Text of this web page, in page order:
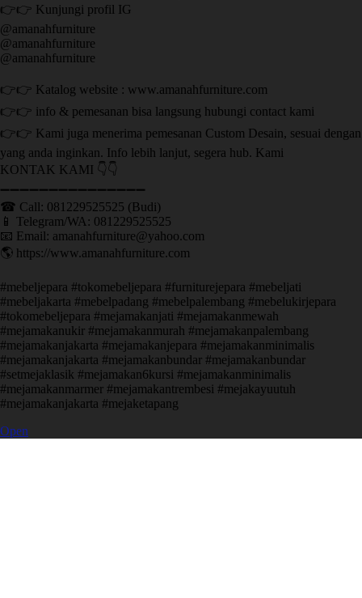
👉👉 Kunjungi profil IG
@amanahfurniture
@amanahfurniture
@amanahfurniture
👉👉 Katalog website : www.amanahfurniture.com
👉👉 info & pemesanan bisa langsung hubungi contact kami
👉👉 Kami juga menerima pemesanan Custom Desain, sesuai dengan
yang anda inginkan. Info lebih lanjut, segera hub. Kami
KONTAK KAMI 👇👇
➖➖➖➖➖➖➖➖➖➖➖➖➖➖➖ ㅤ
☎ Call: 081229525525 (Budi)
📱 Telegram/WA: 081229525525
📧 Email: amanahfurniture@yahoo.com
🌎 https://www.amanahfurniture.com
#mebeljepara #tokomebeljepara #furniturejepara #mebeljati
#mebeljakarta #mebelpadang #mebelpalembang #mebelukirjepara
#tokomebeljepara #mejamakanjati #mejamakanmewah
#mejamakanukir #mejamakanmurah #mejamakanpalembang
#mejamakanjakarta #mejamakanjepara #mejamakanminimalis
#mejamakanjakarta #mejamakanbundar #mejamakanbundar
#setmejaklasik #mejamakan6kursi #mejamakanminimalis
#mejamakanmarmer #mejamakantrembesi #mejakayuutuh
#mejamakanjakarta #mejaketapang
Open